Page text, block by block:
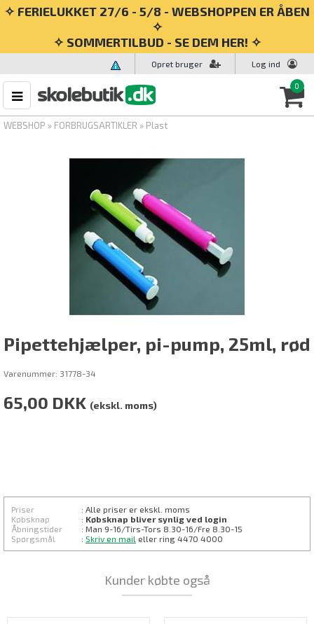
✧ FERIELUKKET 27/6 - 5/8 - WEBSHOPPEN ER ÅBEN
✧
✧ SOMMERTILBUD - SE DEM HER! ✧
Opret bruger Log ind
0
WEBSHOP » FORBRUGSARTIKLER » Plast
Pipettehjælper, pi-pump, 25ml, rød
Varenummer: 31778-34
65,00 DKK (ekskl. moms)
Priser
: Alle priser er ekskl. moms
Købsknap
: Købsknap bliver synlig ved login
Åbningstider
: Man 9-16/Tirs-Tors 8.30-16/Fre 8.30-15
Spørgsmål
: Skriv en mail eller ring 4470 4000
Kunder købte også